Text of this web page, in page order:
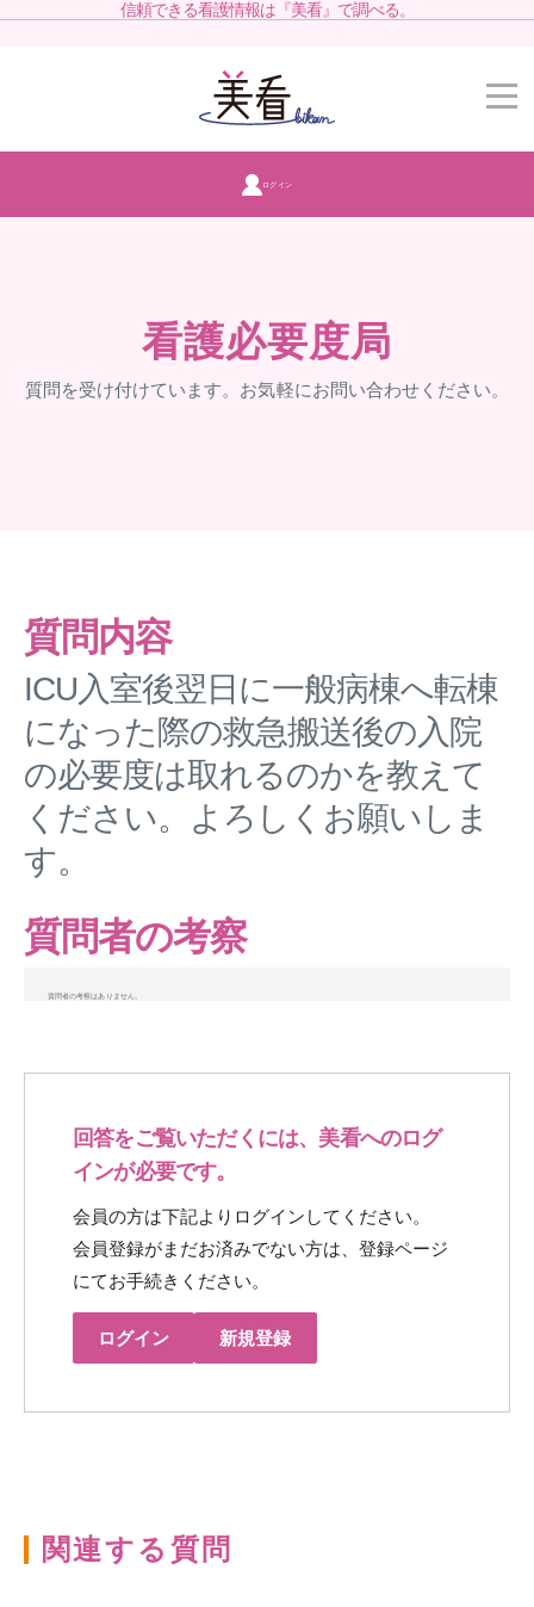
信頼できる看護情報は『美看』で調べる。
ログイン
看護必要度局
質問を受け付けています。お気軽にお問い合わせください。
質問内容
ICU入室後翌日に一般病棟へ転棟
になった際の救急搬送後の入院
の必要度は取れるのかを教えて
ください。よろしくお願いしま
す。
質問者の考察
質問者の考察はありません。
回答をご覧いただくには、美看へのログ
インが必要です。
会員の方は下記よりログインしてください。
会員登録がまだお済みでない方は、登録ページ
にてお手続きください。
ログイン 新規登録
関連する質問